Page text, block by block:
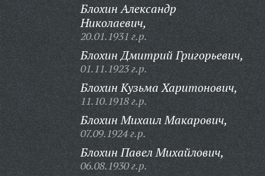
Блохин Александр
Николаевич,
20.01.1931 г.р.
Блохин Дмитрий Григорьевич,
01.11.1923 г.р.
Блохин Кузьма Харитонович,
11.10.1918 г.р.
Блохин Михаил Макарович,
07.09.1924 г.р.
Блохин Павел Михайлович,
06.08.1930 г.р.